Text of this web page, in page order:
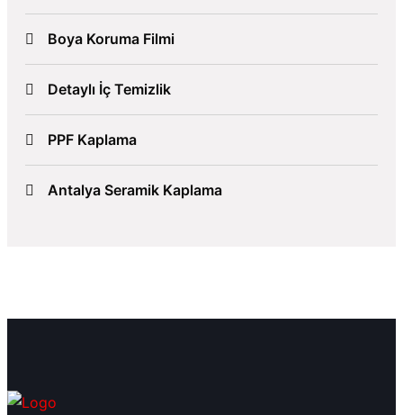
Boya Koruma Filmi
Detaylı İç Temizlik
PPF Kaplama
Antalya Seramik Kaplama